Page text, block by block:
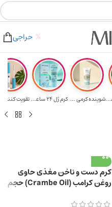
۲٪ تخفیف روی سبد خرید برای روش کارت به کارت
حراجی
شامپو بدون سولف... شوینده کرمی صور... کرم ژل ۲۴ ساعته... تقویت‌ کننده
کرم دست و ناخن مغذی حاوی
روغن کرامب (Crambe Oil) حجم